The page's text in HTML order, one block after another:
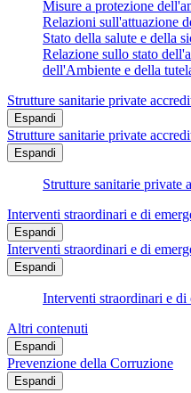
Misure a protezione
Relazioni sull'attuazione
Stato della salute e della
Relazione sullo stato
dell'Ambiente e della
Strutture sanitarie private
Espandi
Strutture sanitarie private
Espandi
Strutture sanitarie private
Interventi straordinari e di
Espandi
Interventi straordinari e di
Espandi
Interventi straordinari e di
Altri contenuti
Espandi
Prevenzione della Corruzione
Espandi